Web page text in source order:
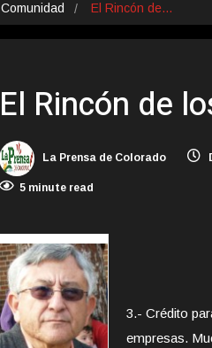
Comunidad El Rincón de…
El Rincón de
La Prensa de Colorado
5 minute read
3.- Crédito
empresas.